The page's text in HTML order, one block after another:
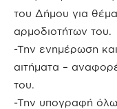
του Δήμου για
αρμοδιοτήτων του.
-Την ενημέρωση
αιτήματα –
του.
-Την υπογραφή